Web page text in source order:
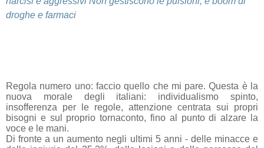
droghe e farmaci
Regola numero uno: faccio quello che mi pare. Questa è la
nuova morale degli italiani: individualismo spinto,
insofferenza per le regole, attenzione centrata sui propri
bisogni e sul proprio tornaconto, fino al punto di alzare la
voce e le mani.
Di fronte a un aumento negli ultimi 5 anni - delle minacce e